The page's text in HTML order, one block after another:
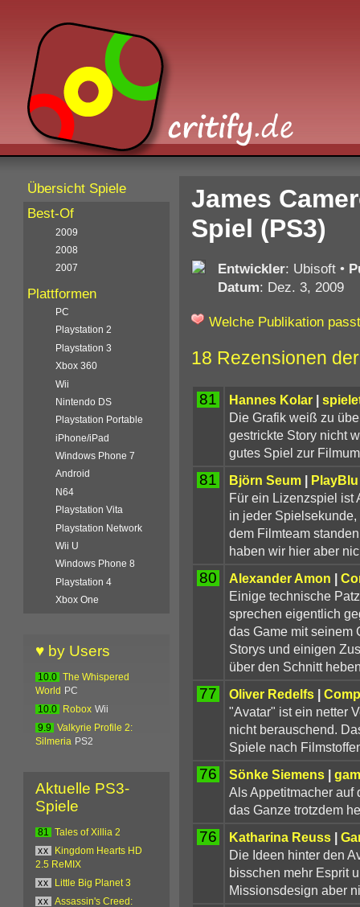
James
Spiel (PS3)
Entwickler: Ubisoft•
Datum: Dez. 3, 2009
Welche Publikation
18 Rezensionen
81 Hannes Kolar|
Die Grafik weiß zu
gestrickte Story nicht
gutes Spiel zur
81 Björn Seum| PlayBlu
Für ein Lizenzspiel ist
in jeder
dem Filmteam
haben wir hier aber
80 Alexander Amon |
Einige technische
sprechen eigentlich
das Game mit seinem
Storys und einigen
über den Schnitt
77 Oliver Redelfs|
"Avatar" ist ein netter
nicht berauschend.
Spiele nach
76 Sönke Siemens|
Als Appetitmacher auf
das Ganze trotzdem
76 Katharina Reuss|
Die Ideen hinter den
bisschen mehr Esprit
Missionsdesign aber
Übersicht Spiele
Best-Of
2009
2008
2007
Plattformen
PC
Playstation 2
Playstation 3
Xbox 360
Wii
Nintendo DS
Playstation Portable
iPhone/iPad
Windows Phone 7
Android
N64
Playstation Vita
Playstation Network
Wii U
Windows Phone 8
Playstation 4
Xbox One
♥ by Users
10.0
The Whispered
World
PC
10.0
Robox Wii
9.9
Valkyrie Profile 2:
Silmeria PS2
Aktuelle PS3-
Spiele
81
Tales of Xillia 2
xx
Kingdom Hearts HD
2.5 ReMIX
xx
Little Big Planet 3
xx
Assassin's Creed: